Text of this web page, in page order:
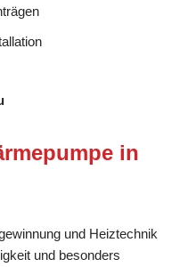
in
und Heiztechnik
und besonders